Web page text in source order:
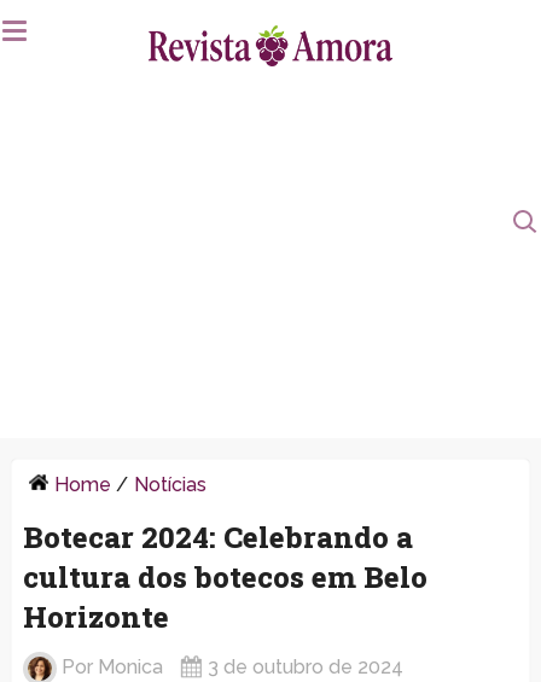
Home / Notícias
Botecar 2024: Celebrando a
cultura dos botecos em Belo
Horizonte
Por Monica 3 de outubro de 2024